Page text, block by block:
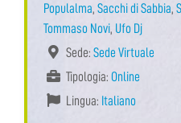
Populalma, Sacchi di Sabbia,
Tommaso Novi, Ufo Dj
Sede: Sede Virtuale
Tipologia: Online
Lingua: Italiano